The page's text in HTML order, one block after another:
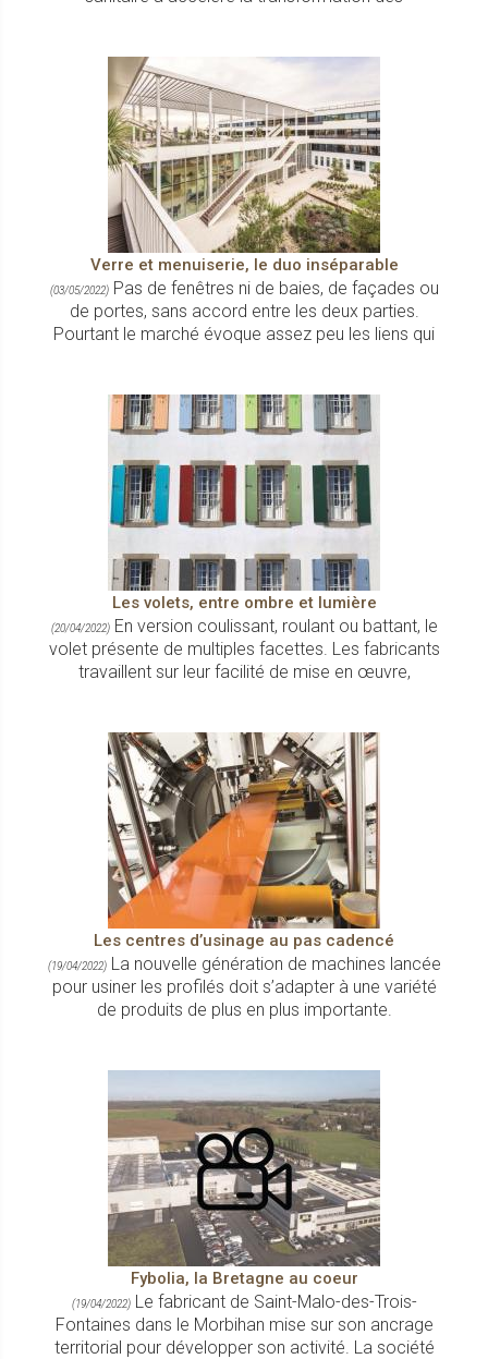
Verre et menuiserie, le duo inséparable
(03/05/2022)Pas de fenêtres ni de baies, de façades ou
de portes, sans accord entre les deux parties.
Pourtant le marché évoque assez peu les liens qui
Les volets, entre ombre et lumière
(20/04/2022)En version coulissant, roulant ou battant, le
volet présente de multiples facettes. Les fabricants
travaillent sur leur facilité de mise en œuvre,
Les centres d’usinage au pas cadencé
(19/04/2022)La nouvelle génération de machines lancée
pour usiner les profilés doit s’adapter à une variété
de produits de plus en plus importante.
Fybolia, la Bretagne au coeur
(19/04/2022)Le fabricant de Saint-Malo-des-Trois-
Fontaines dans le Morbihan mise sur son ancrage
territorial pour développer son activité. La société